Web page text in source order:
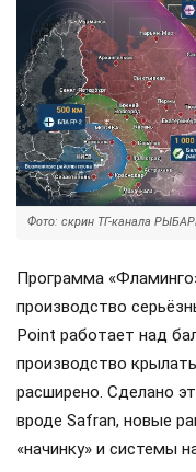
Фото: скрин ТГ-канала
Программа
производство
Point работает над
производство
расширено. Сделано
вроде Safran, новые
«начинку» и системы